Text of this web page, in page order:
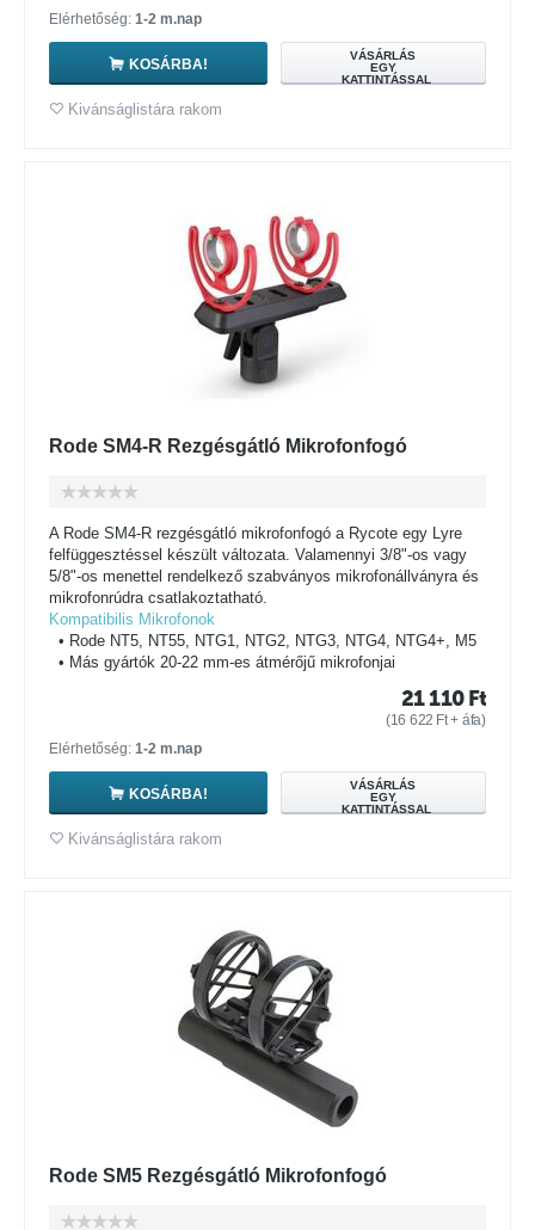
Elérhetőség: 1-2 m.nap
KOSÁRBA!
VÁSÁRLÁS
EGY
KATTINTÁSSAL
Kivánságlistára rakom
Rode SM4-R Rezgésgátló Mikrofonfogó
A Rode SM4-R rezgésgátló mikrofonfogó a Rycote egy Lyre
felfüggesztéssel készült változata. Valamennyi 3/8"-os vagy
5/8"-os menettel rendelkező szabványos mikrofonállványra és
mikrofonrúdra csatlakoztatható.
Kompatibilis Mikrofonok
• Rode NT5, NT55, NTG1, NTG2, NTG3, NTG4, NTG4+, M5
• Más gyártók 20-22 mm-es átmérőjű mikrofonjai
21 110 Ft
(16 622 Ft+ áfa)
Elérhetőség: 1-2 m.nap
KOSÁRBA!
VÁSÁRLÁS
EGY
KATTINTÁSSAL
Kivánságlistára rakom
Rode SM5 Rezgésgátló Mikrofonfogó